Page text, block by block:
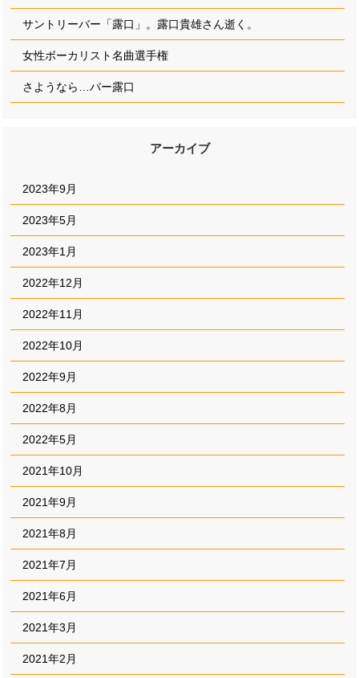
サントリーバー「露口」。露口貴雄さん逝く。
女性ボーカリスト名曲選手権
さようなら…バー露口
アーカイブ
2023年9月
2023年5月
2023年1月
2022年12月
2022年11月
2022年10月
2022年9月
2022年8月
2022年5月
2021年10月
2021年9月
2021年8月
2021年7月
2021年6月
2021年3月
2021年2月